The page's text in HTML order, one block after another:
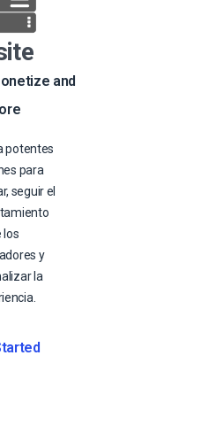
and
potentes
para
seguir el
los
y
la